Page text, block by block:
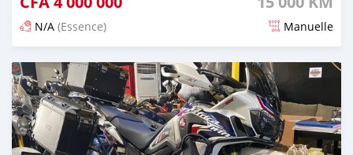
N/A (Essence) Manuelle
Publié il y a presque 3 ans